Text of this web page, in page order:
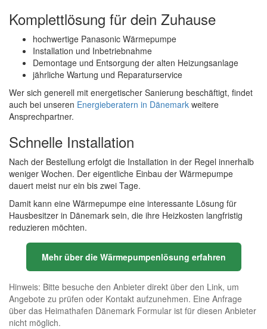
Komplettlösung für dein Zuhause
hochwertige Panasonic Wärmepumpe
Installation und Inbetriebnahme
Demontage und Entsorgung der alten Heizungsanlage
jährliche Wartung und Reparaturservice
Wer sich generell mit energetischer Sanierung beschäftigt, findet
auch bei unseren Energieberatern in Dänemark weitere
Ansprechpartner.
Schnelle Installation
Nach der Bestellung erfolgt die Installation in der Regel innerhalb
weniger Wochen. Der eigentliche Einbau der Wärmepumpe
dauert meist nur ein bis zwei Tage.
Damit kann eine Wärmepumpe eine interessante Lösung für
Hausbesitzer in Dänemark sein, die ihre Heizkosten langfristig
reduzieren möchten.
Mehr über die Wärmepumpenlösung erfahren
Hinweis: Bitte besuche den Anbieter direkt über den Link, um
Angebote zu prüfen oder Kontakt aufzunehmen. Eine Anfrage
über das Heimathafen Dänemark Formular ist für diesen Anbieter
nicht möglich.